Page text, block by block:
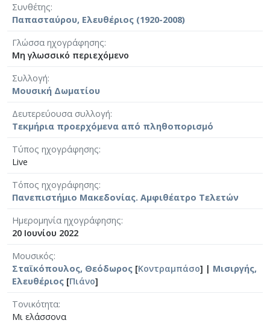
Συνθέτης
Παπασταύρου, Ελευθέριος (1920-2008)
Γλώσσα ηχογράφησης
Μη γλωσσικό περιεχόμενο
Συλλογή
Μουσική Δωματίου
Δευτερεύουσα συλλογή
Τεκμήρια προερχόμενα από πληθοπορισμό
Τύπος ηχογράφησης
Live
Τόπος ηχογράφησης
Πανεπιστήμιο Μακεδονίας. Αμφιθέατρο Τελετών
Ημερομηνία ηχογράφησης
20 Ιουνίου 2022
Μουσικός
Σταϊκόπουλος, Θεόδωρος [Κοντραμπάσο] | Μισιργής,
Ελευθέριος [Πιάνο]
Τονικότητα
Μι ελάσσονα